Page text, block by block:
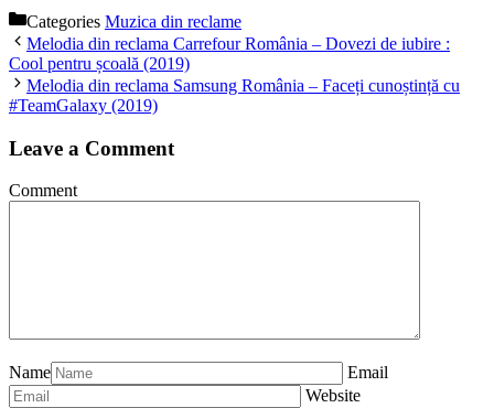
Categories Muzica din reclame
Melodia din reclama Carrefour România – Dovezi de iubire :
Cool pentru școală (2019)
Melodia din reclama Samsung România – Faceți cunoștință cu
#TeamGalaxy (2019)
Leave a Comment
Comment
Name
Email
Website